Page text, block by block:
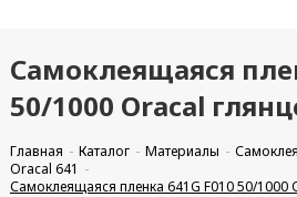
Самоклеящаяся
50/1000 Oracal
Главная Каталог Материалы
Oracal 641
Самоклеящаяся пленка 641G F010 50/1000